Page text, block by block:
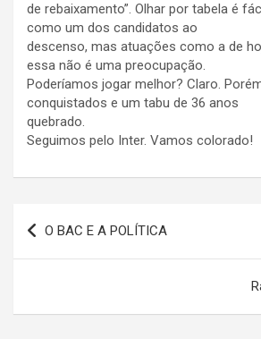
de rebaixamento”. Olhar por tabela é
como um dos candidatos ao
descenso, mas atuações como a de
essa não é uma preocupação.
Poderíamos jogar melhor? Claro.
conquistados e um tabu de 36 anos
quebrado.
Seguimos pelo Inter. Vamos colorado!
Navegação
de
O BAC E A POLÍTICA